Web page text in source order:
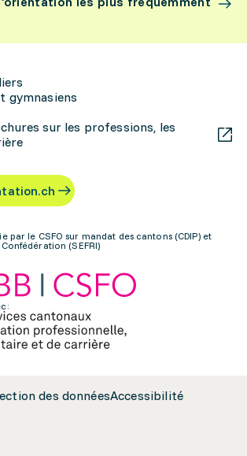
gymnasiens
sur les professions, les
par le CSFO sur mandat des cantons (CDIP) et
(SEFRI)
des donnéesAccessibilité